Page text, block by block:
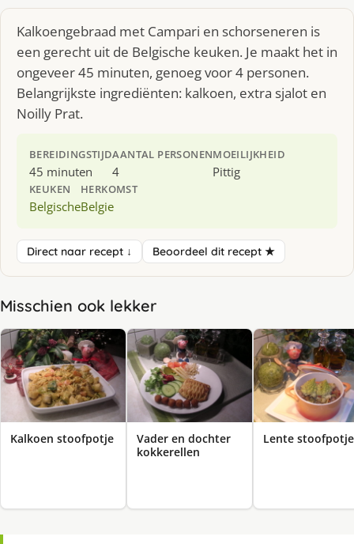
Kalkoengebraad met Campari en schorseneren is
een gerecht uit de Belgische keuken. Je maakt het in
ongeveer 45 minuten, genoeg voor 4 personen.
Belangrijkste ingrediënten: kalkoen, extra sjalot en
Noilly Prat.
BEREIDINGSTIJD
45 minuten
AANTAL PERSONEN
4
MOEILIJKHEID
Pittig
KEUKEN
Belgische
HERKOMST
Belgie
Direct naar recept ↓ Beoordeel dit recept ★
Misschien ook lekker
Kalkoen stoofpotje
Vader en dochter
kokkerellen
Lente stoofpotje